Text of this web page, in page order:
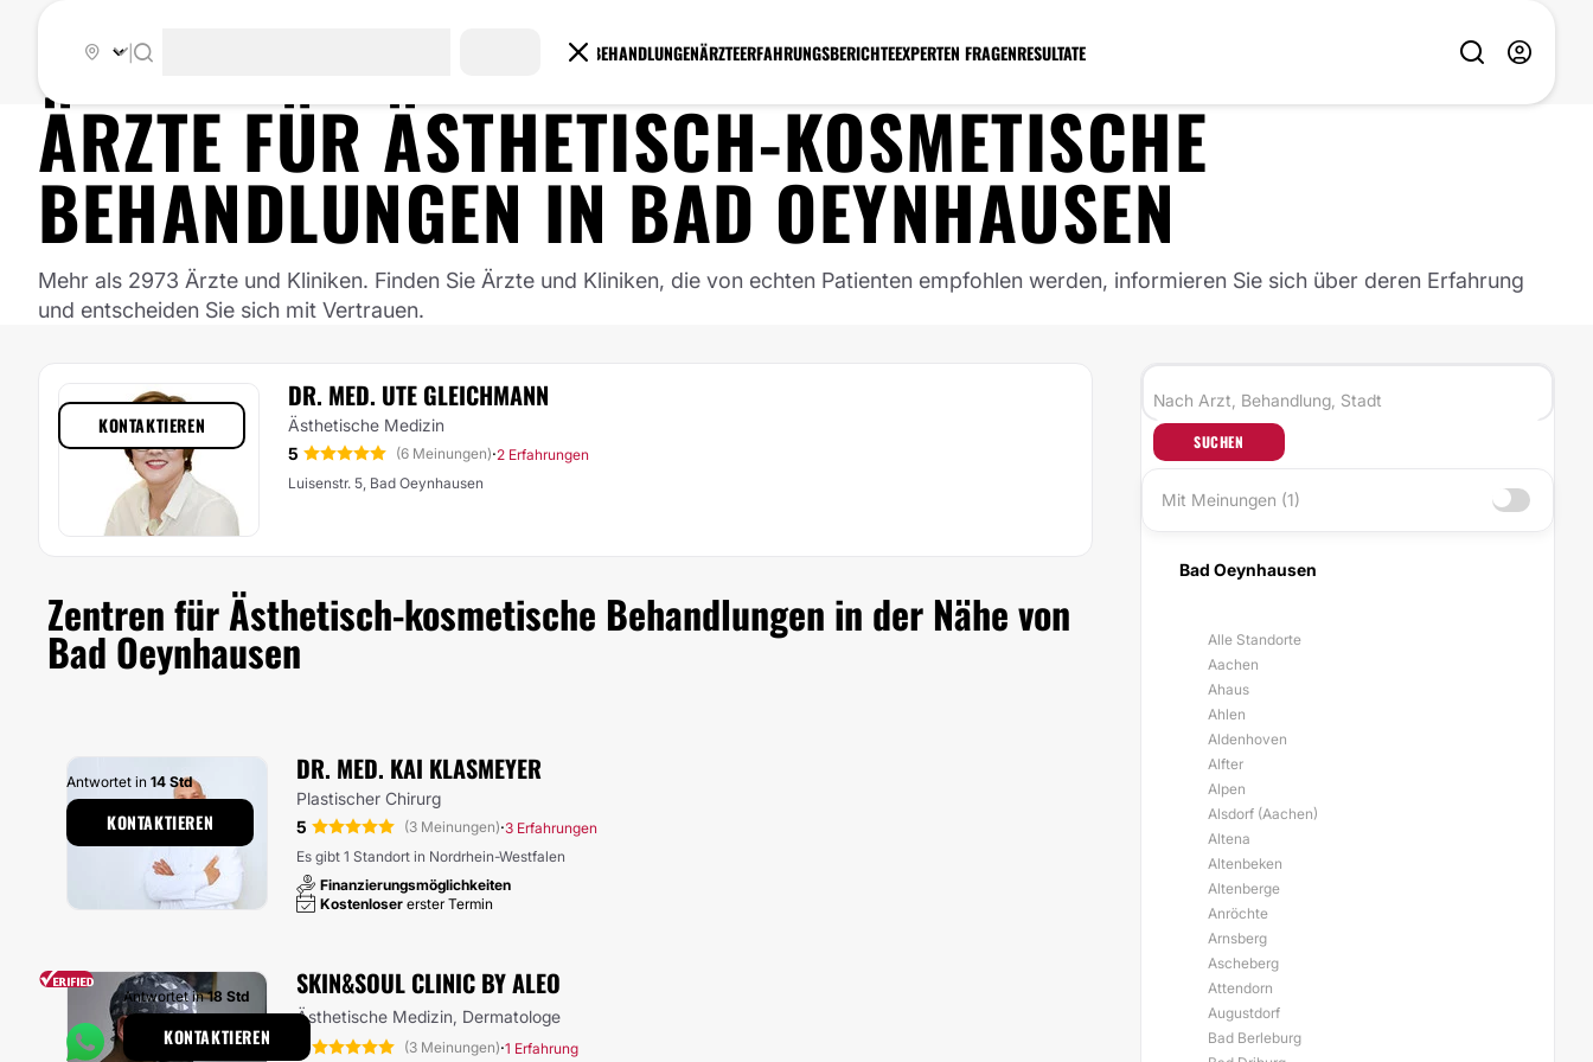
BEHANDLUNGENÄRZTEERFAHRUNGSBERICHTEEXPERTEN FRAGENRESULTATE
ÄRZTE FÜRÄSTHETISCH-KOSMETISCHE
BEHANDLUNGEN IN BAD OEYNHAUSEN
Mehr als 2973 Ärzte und Kliniken. Finden Sie Ärzte und Kliniken, die von echten Patienten empfohlen werden, informieren Sie sich über deren Erfahrung
und entscheiden Sie sich mit Vertrauen.
DR. MED. UTE GLEICHMANN
Ästhetische Medizin
5
(6 Meinungen)·2 Erfahrungen
Luisenstr. 5, Bad Oeynhausen
KONTAKTIEREN
Zentren für Ästhetisch-kosmetische Behandlungen in der Nähe von
Bad Oeynhausen
DR. MED. KAI KLASMEYER
Plastischer Chirurg
5
(3 Meinungen)·3 Erfahrungen
Es gibt 1 Standort in Nordrhein-Westfalen
Finanzierungsmöglichkeiten
Kostenloser erster Termin
Antwortet in 14 Std
KONTAKTIEREN
SKIN&SOUL CLINIC BY ALEO
Ästhetische Medizin, Dermatologe
(3 Meinungen)·1 Erfahrung
Antwortet in18 Std
KONTAKTIEREN
SUCHEN
Mit Meinungen (1)
Bad Oeynhausen
Alle Standorte
Aachen
Ahaus
Ahlen
Aldenhoven
Alfter
Alpen
Alsdorf (Aachen)
Altena
Altenbeken
Altenberge
Anröchte
Arnsberg
Ascheberg
Attendorn
Augustdorf
Bad Berleburg